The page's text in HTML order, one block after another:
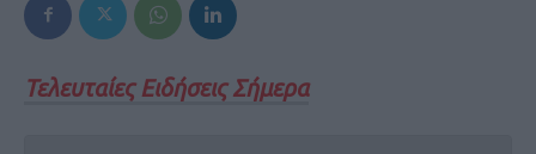
Τελευταίες Ειδήσεις Σήμερα